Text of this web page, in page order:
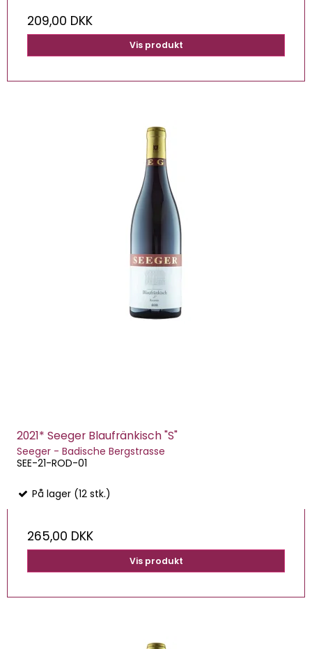
209,00 DKK
Vis produkt
2021* Seeger Blaufränkisch "S"
Seeger - Badische Bergstrasse
SEE-21-ROD-01
På lager (12 stk.)
265,00 DKK
Vis produkt